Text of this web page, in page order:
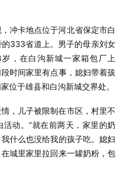
冲卡地点位于河北省保定市白
333省道上。男子的母亲刘女
，在白沟新城一家箱包厂上
时间家里有点事，媳妇带着孩
位于雄县和白沟新城交界处。
，儿子被限制在市区，村里不
动。“就在前两天，家里的奶
什么也没给我的孩子吃。媳妇
城里家里拉回来一罐奶粉，包